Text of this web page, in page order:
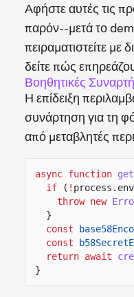
Αφήστε αυτές τις
παρόν--μετά το
πειραματιστείτε με
δείτε πώς
Βοηθητικές
Η επίδειξη
συνάρτηση για τη
από μεταβλητές
async function
if
( !
throw new
}
const
const
return await
}